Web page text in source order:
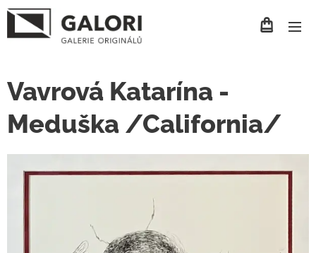
Vavrová Katarína -
Meduška /California/